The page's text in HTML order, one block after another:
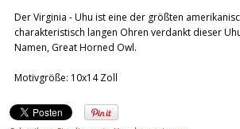
Der Virginia - Uhu ist eine der größten
charakteristisch langen Ohren verdankt dieser
Namen, Great Horned Owl.
Motivgröße: 10x14 Zoll